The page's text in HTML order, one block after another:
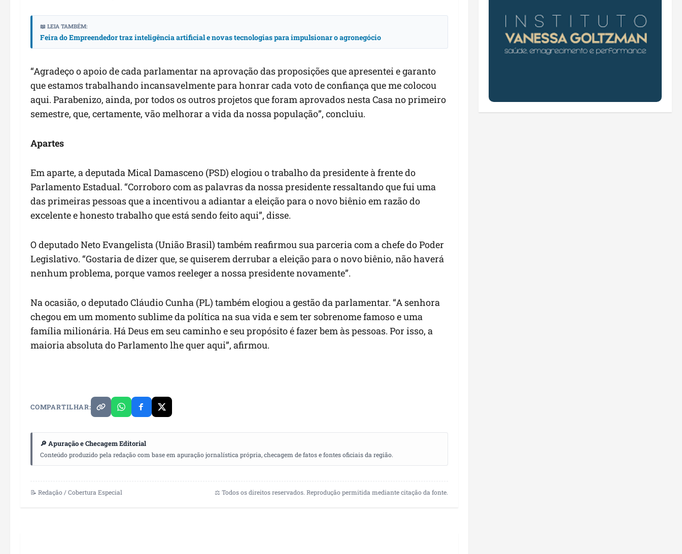
📖 LEIA TAMBÉM:
Feira do Empreendedor traz inteligência artificial e novas tecnologias para impulsionar o agronegócio
“Agradeço o apoio de cada parlamentar na aprovação das proposições que apresentei e garanto
que estamos trabalhando incansavelmente para honrar cada voto de confiança que me colocou
aqui. Parabenizo, ainda, por todos os outros projetos que foram aprovados nesta Casa no primeiro
semestre, que, certamente, vão melhorar a vida da nossa população”, concluiu.
Apartes
Em aparte, a deputada Mical Damasceno (PSD) elogiou o trabalho da presidente à frente do
Parlamento Estadual. “Corroboro com as palavras da nossa presidente ressaltando que fui uma
das primeiras pessoas que a incentivou a adiantar a eleição para o novo biênio em razão do
excelente e honesto trabalho que está sendo feito aqui”, disse.
O deputado Neto Evangelista (União Brasil) também reafirmou sua parceria com a chefe do Poder
Legislativo. “Gostaria de dizer que, se quiserem derrubar a eleição para o novo biênio, não haverá
nenhum problema, porque vamos reeleger a nossa presidente novamente”.
Na ocasião, o deputado Cláudio Cunha (PL) também elogiou a gestão da parlamentar. “A senhora
chegou em um momento sublime da política na sua vida e sem ter sobrenome famoso e uma
família milionária. Há Deus em seu caminho e seu propósito é fazer bem às pessoas. Por isso, a
maioria absoluta do Parlamento lhe quer aqui”, afirmou.
COMPARTILHAR:
🔎 Apuração e Checagem Editorial
Conteúdo produzido pela redação com base em apuração jornalística própria, checagem de fatos e fontes oficiais da região.
📝 Redação / Cobertura Especial ⚖️ Todos os direitos reservados. Reprodução permitida mediante citação da fonte.